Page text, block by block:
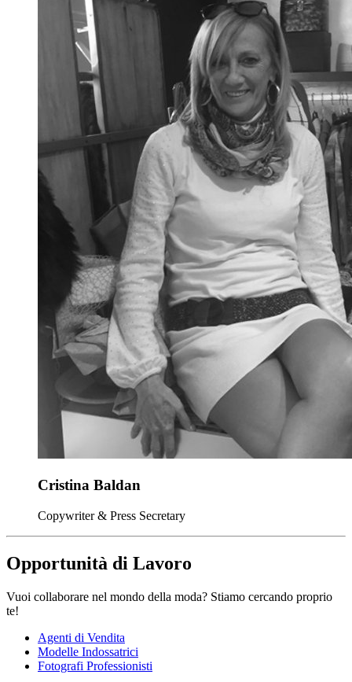
Cristina Baldan
Copywriter & Press Secretary
Opportunità di Lavoro
Vuoi collaborare nel mondo della moda? Stiamo cercando proprio
te!
Agenti di Vendita
Modelle Indossatrici
Fotografi Professionisti